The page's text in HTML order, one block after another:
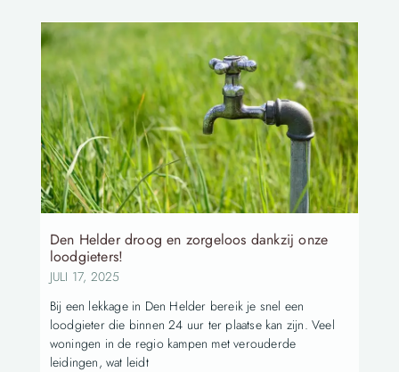
Den Helder droog en zorgeloos dankzij onze
loodgieters!
JULI 17, 2025
Bij een lekkage in Den Helder bereik je snel een
loodgieter die binnen 24 uur ter plaatse kan zijn. Veel
woningen in de regio kampen met verouderde
leidingen, wat leidt